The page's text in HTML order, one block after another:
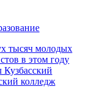
тысяч молодых
в этом году
Кузбасский
колледж